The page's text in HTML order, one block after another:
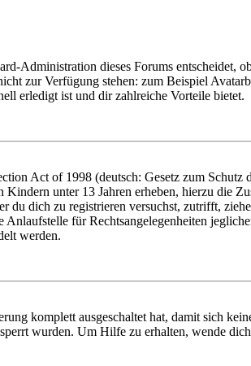
Administration dieses Forums entscheidet,
zur Verfügung stehen: zum Beispiel
erledigt ist und dir zahlreiche Vorteile bietet.
Act of 1998 (deutsch: Gesetz zum
unter 13 Jahren erheben, hierzu die
du dich zu registrieren versuchst, zutrifft,
für Rechtsangelegenheiten
werden.
komplett ausgeschaltet hat, damit sich
wurden. Um Hilfe zu erhalten, wende